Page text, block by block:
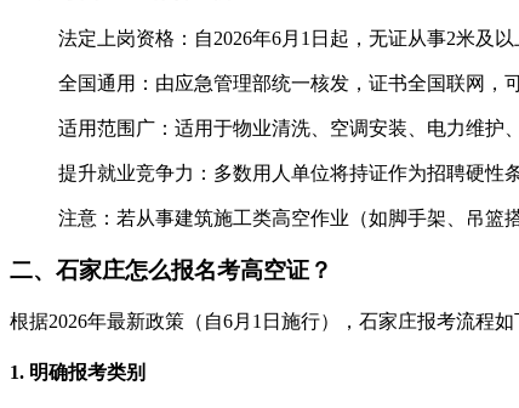
法定上岗资格‌：自2026年6月1日起，‌无证从事2米及
全国通用‌：由应急管理部统一核发，证书全国联网，
适用范围广‌：适用于物业清洗、空调安装、电力维护
提升就业竞争力‌：多数用人单位将持证作为招聘硬性条
注意：若从事‌建筑施工类高空作业‌（如脚手架、吊篮
二、石家庄怎么报名考高空证？‌
根据2026年最新政策（自6月1日施行），石家庄报考流程如
‌1. 明确报考类别‌